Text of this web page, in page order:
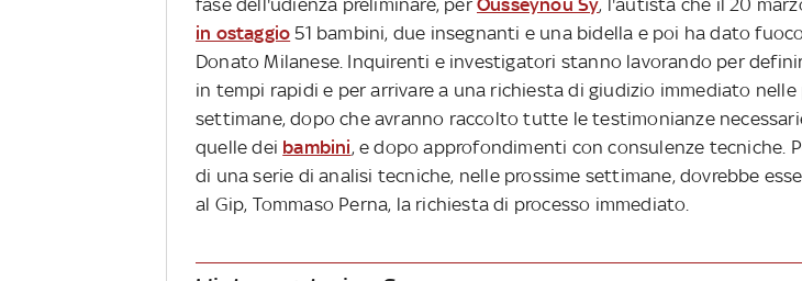
fase dell'udienza preliminare, per Ousseynou Sy, l'autista che il 20
in ostaggio 51 bambini, due insegnanti e una bidella e poi ha dato
Donato Milanese. Inquirenti e investigatori stanno lavorando per
in tempi rapidi e per arrivare a una richiesta di giudizio immediato nelle
settimane, dopo che avranno raccolto tutte le testimonianze
quelle dei bambini, e dopo approfondimenti con consulenze tecniche.
di una serie di analisi tecniche, nelle prossime settimane, dovrebbe
al Gip, Tommaso Perna, la richiesta di processo immediato.